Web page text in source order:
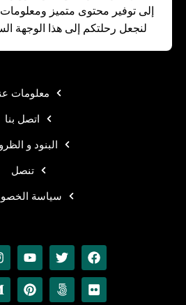
إلى توفير محتوى متميز
لنجعل رحلتكم إلى هذا الوجهة
معلومات
اتصل بنا
البنود و
تنصل
سياسة